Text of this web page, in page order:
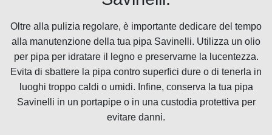
Oltre alla pulizia regolare, è importante dedicare del tempo
alla manutenzione della tua pipa Savinelli. Utilizza un olio
per pipa per idratare il legno e preservarne la lucentezza.
Evita di sbattere la pipa contro superfici dure o di tenerla in
luoghi troppo caldi o umidi. Infine, conserva la tua pipa
Savinelli in un portapipe o in una custodia protettiva per
evitare danni.